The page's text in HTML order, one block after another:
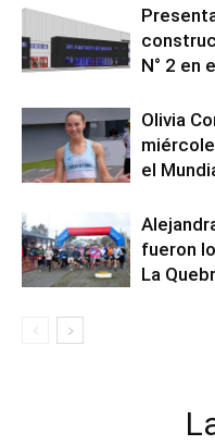
N° 2 en
Olivia
el
fueron
La